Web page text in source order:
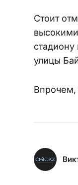
Стоит
улицы
Впрочем,